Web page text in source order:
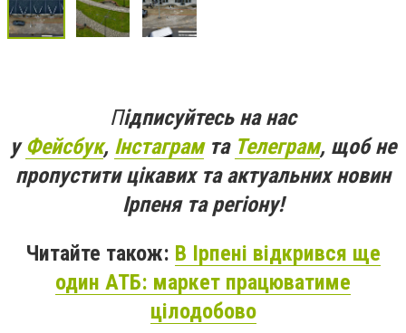
Підписуйтесь на нас
уФейсбук, Інстаграмта Телеграм, щоб не
пропустити цікавих та актуальних новин
Ірпеня та регіону!
Читайте також: В Ірпені відкрився ще
один АТБ: маркет працюватиме
цілодобово